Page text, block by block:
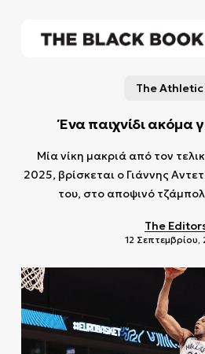
The Athletic
Ένα παιχνίδι ακόμα
Μία νίκη μακριά από τον
2025, βρίσκεται ο Γιάννης
του, στο αποψινό τζάμπολ
The
12 Σεπτεμβρίου,